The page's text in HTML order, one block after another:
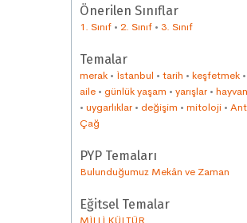
Önerilen Sınıflar
1. Sınıf • 2. Sınıf • 3. Sınıf
Temalar
merak • İstanbul • tarih • keşfetmek •
aile • günlük yaşam • yarışlar •
• uygarlıklar • değişim • mitoloji •
Çağ
PYP Temaları
Bulunduğumuz Mekân ve Zaman
Eğitsel Temalar
MİLLİ KÜLTÜR